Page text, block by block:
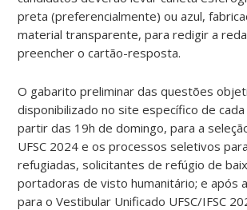
preta (preferencialmente) ou azul,
material transparente, para redigir a
preencher o cartão-resposta.
O gabarito preliminar das questões
disponibilizado no site específico de cada
partir das 19h de domingo, para a
UFSC 2024 e os processos seletivos
refugiadas, solicitantes de refúgio de
portadoras de visto humanitário; e após
para o Vestibular Unificado UFSC/IFSC